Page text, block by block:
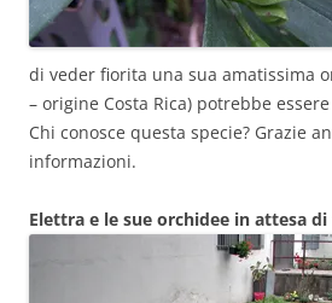
di veder fiorita una sua amatissima
– origine Costa Rica) potrebbe
Chi conosce questa specie? Grazie
informazioni.
Elettra e le sue orchidee in attesa